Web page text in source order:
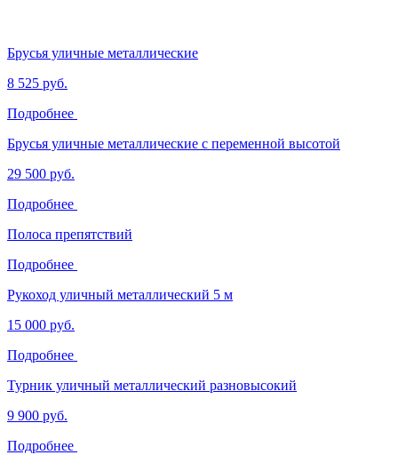
Брусья уличные металлические
8 525 руб.
Подробнее
Брусья уличные металлические с переменной высотой
29 500 руб.
Подробнее
Полоса препятствий
Подробнее
Рукоход уличный металлический 5 м
15 000 руб.
Подробнее
Турник уличный металлический разновысокий
9 900 руб.
Подробнее